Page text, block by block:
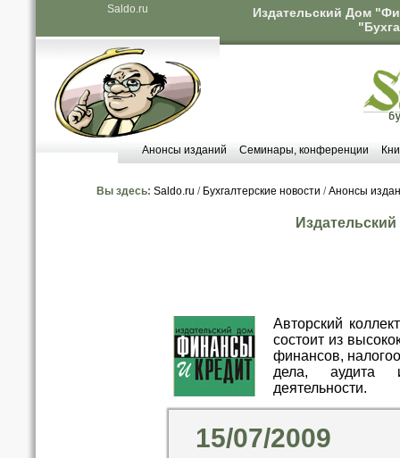
Saldo.ru
Издательский Дом
Анонсы изданий Семинары, конференции
Вы здесь: Saldo.ru / Бухгалтерские новости /Анонсы
Авторский
состоит из
финансов,
дела, аудита
деятельности.
15/07/2009